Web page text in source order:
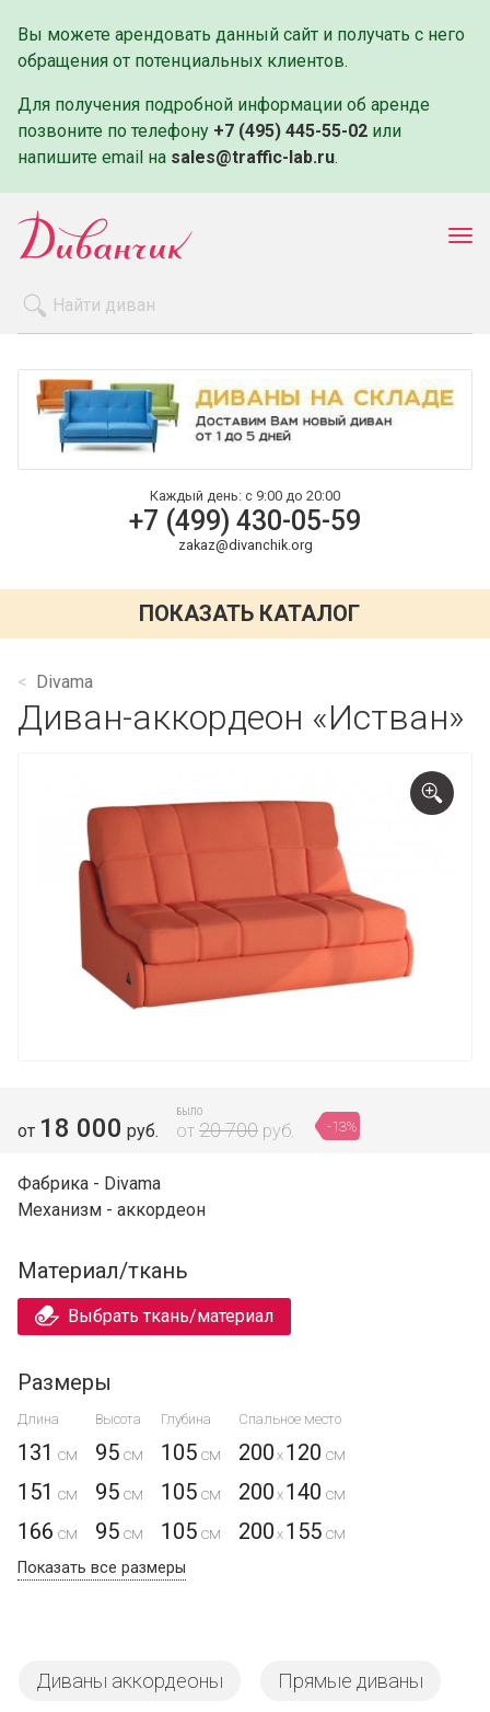
Вы можете арендовать данный сайт и получать с него
обращения от потенциальных клиентов.
Для получения подробной информации об аренде
позвоните по телефону +7 (495) 445-55-02 или
напишите email на sales@traffic-lab.ru.
Оплата и доставка
Контакты
Каждый день: с 9:00 до 20:00
+7 (499) 430-05-59
zakaz@divanchik.org
ПОКАЗАТЬ КАТАЛОГ
Divama
Диван-аккордеон «Истван»
от 18 000 руб.
БЫЛО
от 20 700 руб. -13%
Фабрика - Divama
Механизм - аккордеон
Материал/ткань
Выбрать ткань/материал
Размеры
Длина Высота Глубина Спальное место
131 95 105 200 x 120
151
95 105 200 x 140
166
95 105 200 x 155
Показать все размеры
Диваны аккордеоны Прямые диваны